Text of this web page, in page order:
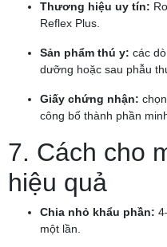
Thương hiệu uy tín:
Reflex Plus.
Sản phẩm thú y: các
dưỡng hoặc sau phẫu
Giấy chứng nhận:
công bố thành phần
7. Cách cho
hiệu quả
Chia nhỏ khẩu phần:
một lần.